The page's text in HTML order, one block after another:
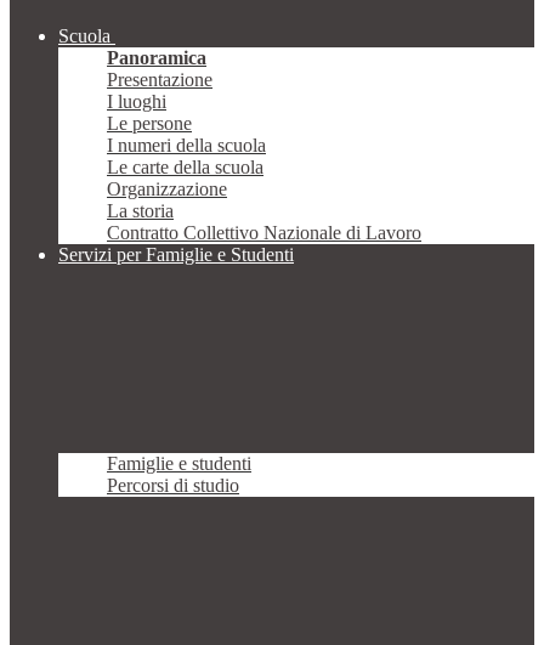
Scuola
Panoramica
Presentazione
I luoghi
Le persone
I numeri della scuola
Le carte della scuola
Organizzazione
La storia
Contratto Collettivo Nazionale di Lavoro
Servizi per Famiglie e Studenti
Famiglie e studenti
Percorsi di studio